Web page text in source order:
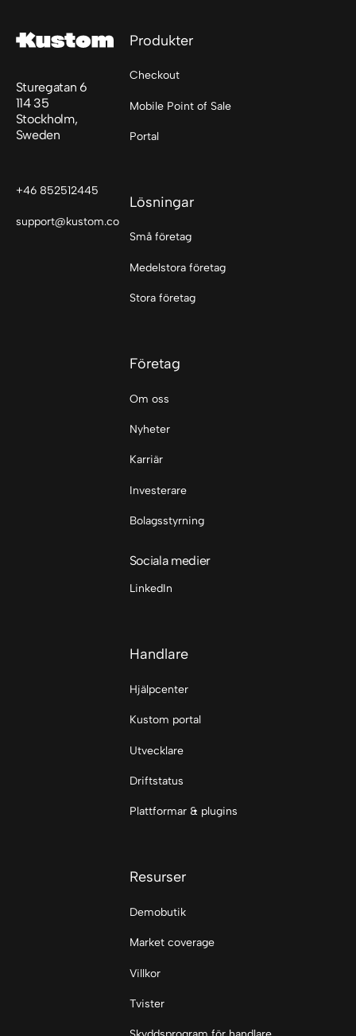
Sturegatan 6
114 35
Stockholm,
Sweden
+46 852512445
support@kustom.co
Produkter
Checkout
Mobile Point of Sale
Portal
Lösningar
Små företag
Medelstora företag
Stora företag
Företag
Om oss
Nyheter
Karriär
Investerare
Bolagsstyrning
Sociala medier
LinkedIn
Handlare
Hjälpcenter
Kustom portal
Utvecklare
Driftstatus
Plattformar & plugins
Resurser
Demobutik
Market coverage
Villkor
Tvister